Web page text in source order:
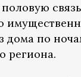
половую
дома по
региона.